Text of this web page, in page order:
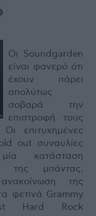
Οι Soundgarden
είναι φανερό ότι
έχουν πάρει
απολύτως
σοβαρά την
επιστροφή τους
επιτυχημένες
out συναυλίες
κατάσταση
της μπάντας,
της
φετινά Grammy
Hard Rock